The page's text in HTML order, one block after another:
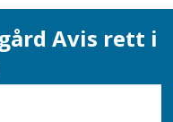
Avis rett i